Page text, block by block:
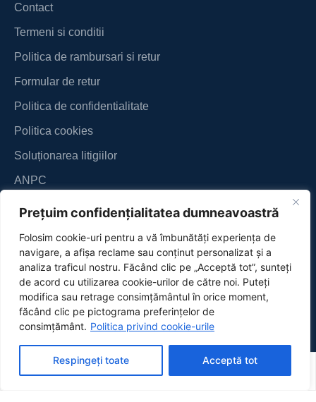
Prețuim confidențialitatea dumneavoastră
Folosim cookie-uri pentru a vă îmbunătăți experiența de
navigare, a afișa reclame sau conținut personalizat și a
analiza traficul nostru. Făcând clic pe „Acceptă tot”, sunteți
de acord cu utilizarea cookie-urilor de către noi. Puteți
modifica sau retrage consimțământul în orice moment,
făcând clic pe pictograma preferințelor de
consimțământ. Politica privind cookie-urile
Respingeți toate Acceptă tot
Contact
Termeni si conditii
Politica de rambursari si retur
Formular de retur
Politica de confidentialitate
Politica cookies
Soluționarea litigiilor
ANPC